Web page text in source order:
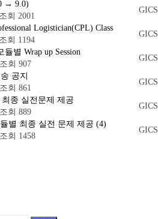
→ 9.0)
조회 2001
GICS
Logistician(CPL) Class
조회 1194
GICS
듈별 Wrap up Session
조회 907
GICS
공지
조회 861
GICS
최종 실전문제 제공
조회 889
GICS
별 최종 실전 문제 제공 (4)
조회 1458
GICS